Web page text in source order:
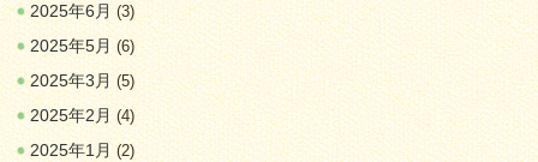
2025年6月(3)
2025年5月(6)
2025年3月(5)
2025年2月(4)
2025年1月(2)